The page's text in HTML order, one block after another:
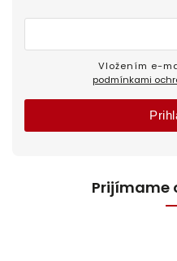
podmínkami
Prijímame